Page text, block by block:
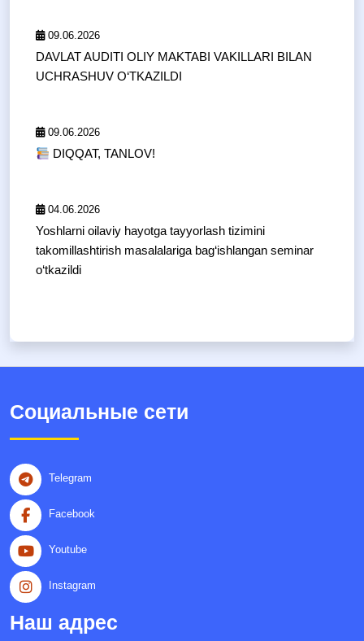
09.06.2026
DAVLAT AUDITI OLIY MAKTABI VAKILLARI BILAN
UCHRASHUV O‘TKAZILDI
09.06.2026
DIQQAT, TANLOV!
04.06.2026
Yoshlarni oilaviy hayotga tayyorlash tizimini
takomillashtirish masalalariga bag‘ishlangan seminar
o‘tkazildi
Социальные сети
Telegram
Facebook
Youtube
Instagram
Наш адрес